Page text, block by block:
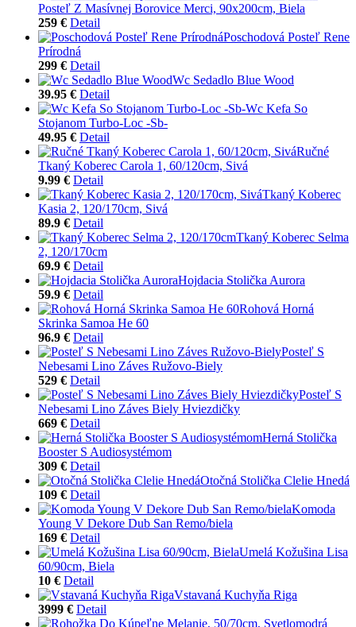
Posteľ Z Masívnej Borovice Merci, 90x200cm, Biela
259 € Detail
Poschodová Posteľ Rene
Prírodná
299 € Detail
Wc Sedadlo Blue Wood
39.95 € Detail
Wc Kefa So
Stojanom Turbo-Loc -Sb-
49.95 € Detail
Ručné
Tkaný Koberec Carola 1, 60/120cm, Sivá
9.99 € Detail
Tkaný Koberec
Kasia 2, 120/170cm, Sivá
89.9 € Detail
Tkaný Koberec Selma
2, 120/170cm
69.9 € Detail
Hojdacia Stolička Aurora
59.9 € Detail
Rohová Horná
Skrinka Samoa He 60
96.9 € Detail
Posteľ S
Nebesami Lino Záves Ružovo-Biely
529 € Detail
Posteľ S
Nebesami Lino Záves Biely Hviezdičky
669 € Detail
Herná Stolička
Booster S Audiosystémom
309 € Detail
Otočná Stolička Clelie Hnedá
109 € Detail
Komoda
Young V Dekore Dub San Remo/biela
169 € Detail
Umelá Kožušina Lisa
60/90cm, Biela
10 € Detail
Vstavaná Kuchyňa Riga
3999 € Detail